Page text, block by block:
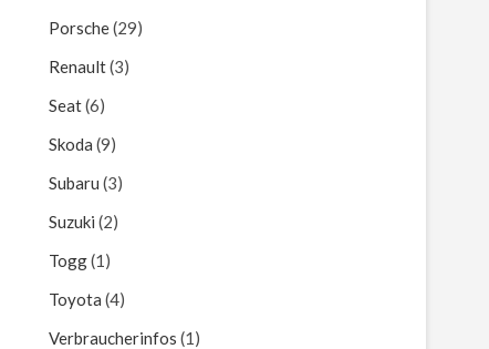
Porsche(29)
Renault(3)
Seat(6)
Skoda (9)
Subaru (3)
Suzuki (2)
Togg(1)
Toyota (4)
Verbraucherinfos (1)